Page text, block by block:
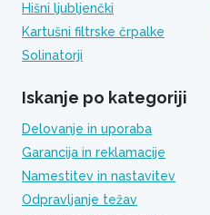
Hišni ljubljenčki
Kartušni filtrske črpalke
Solinatorji
Iskanje po kategoriji
Delovanje in uporaba
Garancija in reklamacije
Namestitev in nastavitev
Odpravljanje težav